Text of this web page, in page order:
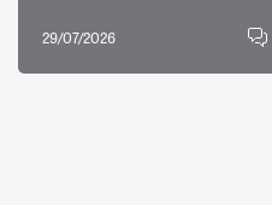
29/07/2026